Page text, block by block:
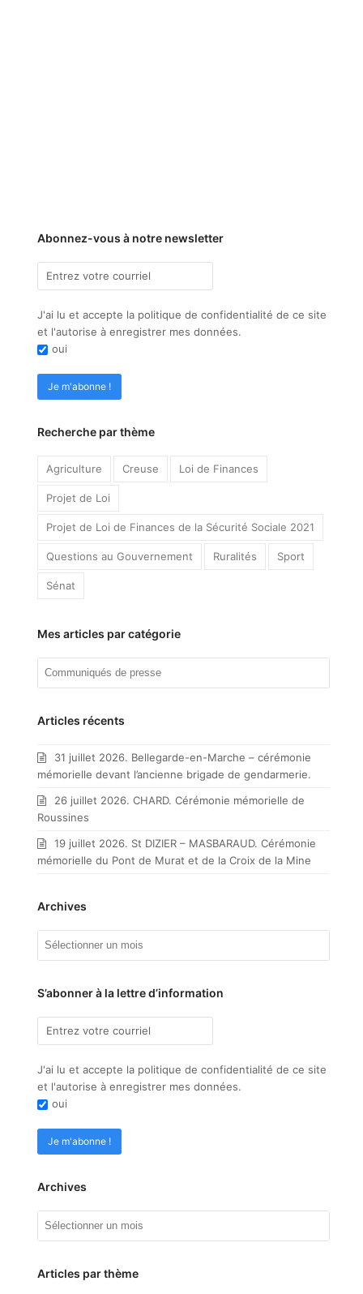
Abonnez-vous à notre newsletter
J'ai lu et accepte la politique de confidentialité de ce site
et l'autorise à enregistrer mes données.
oui
Recherche par thème
Agriculture Creuse Loi de Finances
Projet de Loi
Projet de Loi de Finances de la Sécurité Sociale 2021
Questions au Gouvernement Ruralités Sport
Sénat
Mes articles par catégorie
Mes
catégorie
Articles récents
31 juillet 2026. Bellegarde-en-Marche – cérémonie
mémorielle devant l’ancienne brigade de gendarmerie.
26 juillet 2026. CHARD. Cérémonie mémorielle de
Roussines
19 juillet 2026. St DIZIER – MASBARAUD. Cérémonie
mémorielle du Pont de Murat et de la Croix de la Mine
Archives
S’abonner à la lettre d’information
J'ai lu et accepte la politique de confidentialité de ce site
et l'autorise à enregistrer mes données.
oui
Archives
Articles par thème